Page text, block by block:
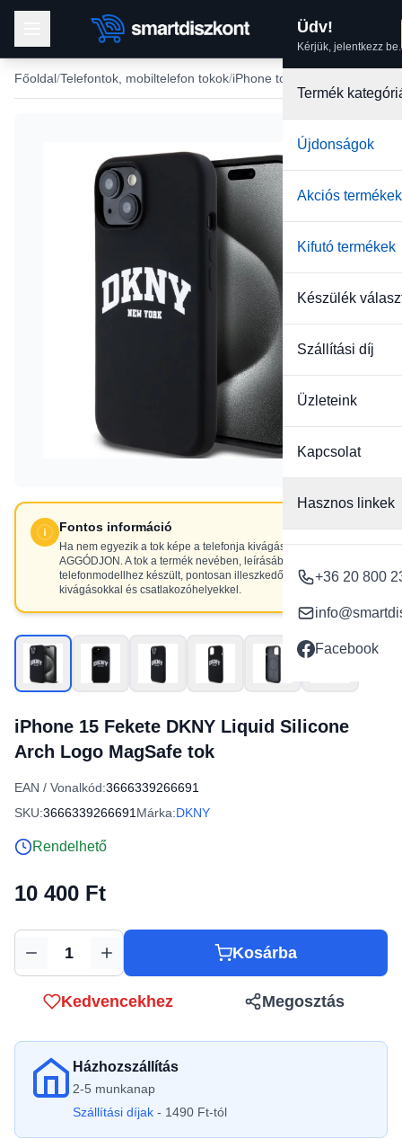
Üdv!
Kérjük, jelentkezz be.
Termék
Újdonságok
Akciós termékek
Kifutó termékek
Készülék
Szállítási díj
Üzleteink
Kapcsolat
Hasznos linkek
+36 20 800
Facebook
Főoldal Telefontok, mobiltelefon tokok iPhone tokok
Fontos információ
Ha nem egyezik a tok képe a telefonja kivágásaival, NE
AGGÓDJON. A tok a termék nevében, leírásában szereplő
telefonmodellhez készült, pontosan illeszkedő
kivágásokkal és csatlakozóhelyekkel.
iPhone 15 Fekete DKNY Liquid Silicone
Arch Logo MagSafe tok
EAN / Vonalkód:3666339266691
SKU:3666339266691 Márka:DKNY
Rendelhető
10 400 Ft
Mennyiség Kosárba
Kedvencekhez Megosztás
Házhozszállítás
2-5 munkanap
Szállítási díjak - 1490 Ft-tól